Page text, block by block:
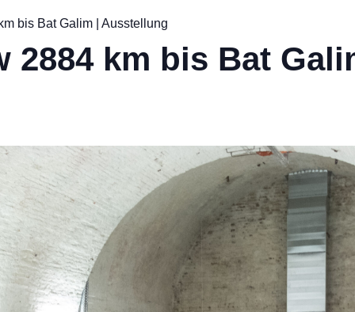
bis Bat Galim | Ausstellung
2884 km bis Bat